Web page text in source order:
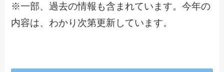
※一部、過去の情報も含まれています。今年の
内容は、わかり次第更新しています。